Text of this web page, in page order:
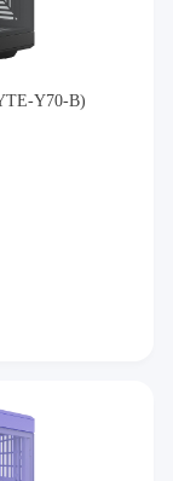
Y70-B)